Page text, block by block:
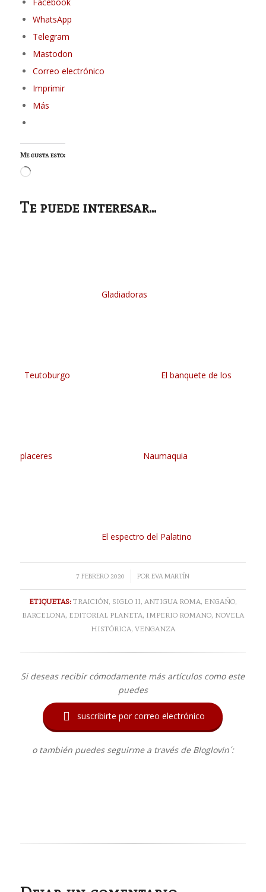
WhatsApp
Telegram
Mastodon
Correo electrónico
Imprimir
Más
Me gusta esto:
Cargando...
Te puede interesar...
Gladiadoras
Teutoburgo El banquete de los
placeres Naumaquia
El espectro del Palatino
7 FEBRERO 2020
/ POREVA MARTÍN
ETIQUETAS: TRAICIÓN, SIGLO II, ANTIGUA ROMA, ENGAÑO,
BARCELONA, EDITORIAL PLANETA, IMPERIO ROMANO, NOVELA
HISTÓRICA, VENGANZA
Si deseas recibir cómodamente más artículos como este
puedes
 suscribirte por correo electrónico
o también puedes seguirme a través de Bloglovin´: